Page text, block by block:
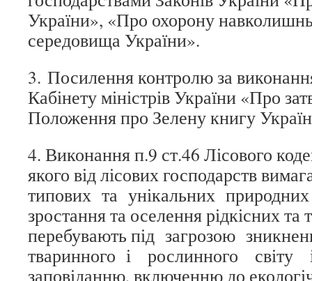
України», «Про охорону
середовища України».
3. Посилення контролю за
Кабінету міністрів України «Про
Положення про Зелену книгу
4. Виконання п.9 ст.46 Лісового
якого від лісових господарств
типових та унікальних
зростання та оселення рідкісних та
перебувають під загрозою
тваринного і рослинного світу і
заповіданню, включенню до